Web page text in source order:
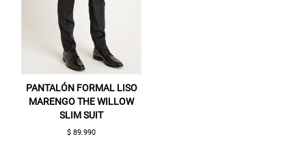
PANTALÓN FORMAL LISO
MARENGO THE WILLOW
SLIM SUIT
$ 89.990